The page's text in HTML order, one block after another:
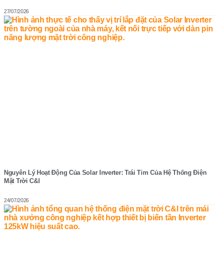
27/07/2026
Nguyên Lý Hoạt Động Của Solar Inverter: Trái Tim Của Hệ Thống Điện
Mặt Trời C&I
24/07/2026